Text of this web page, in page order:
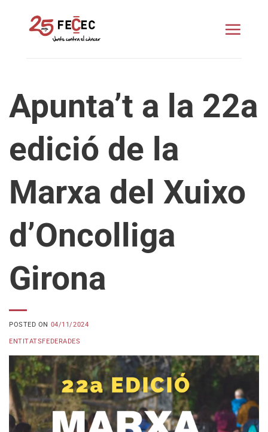
Apunta’t a la 22a
edició de la
Marxa del Xuixo
d’Oncolliga
Girona
POSTED ON 04/11/2024
ENTITATSFEDERADES